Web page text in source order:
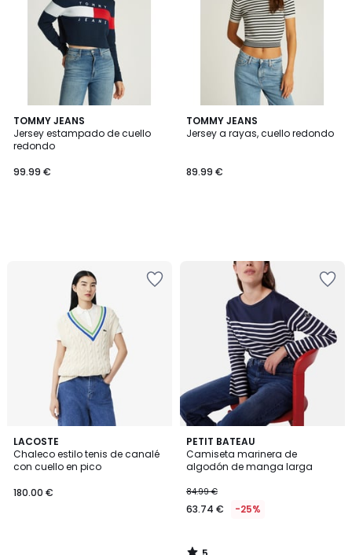
TOMMY JEANS
Jersey estampado de cuello
redondo
99.99 €
TOMMY JEANS
Jersey a rayas, cuello redondo
89.99 €
LACOSTE
Chaleco estilo tenis de canalé
con cuello en pico
180.00 €
PETIT BATEAU
Camiseta marinera de
algodón de manga larga
84.99 €
63.74 € -25%
5
/
5